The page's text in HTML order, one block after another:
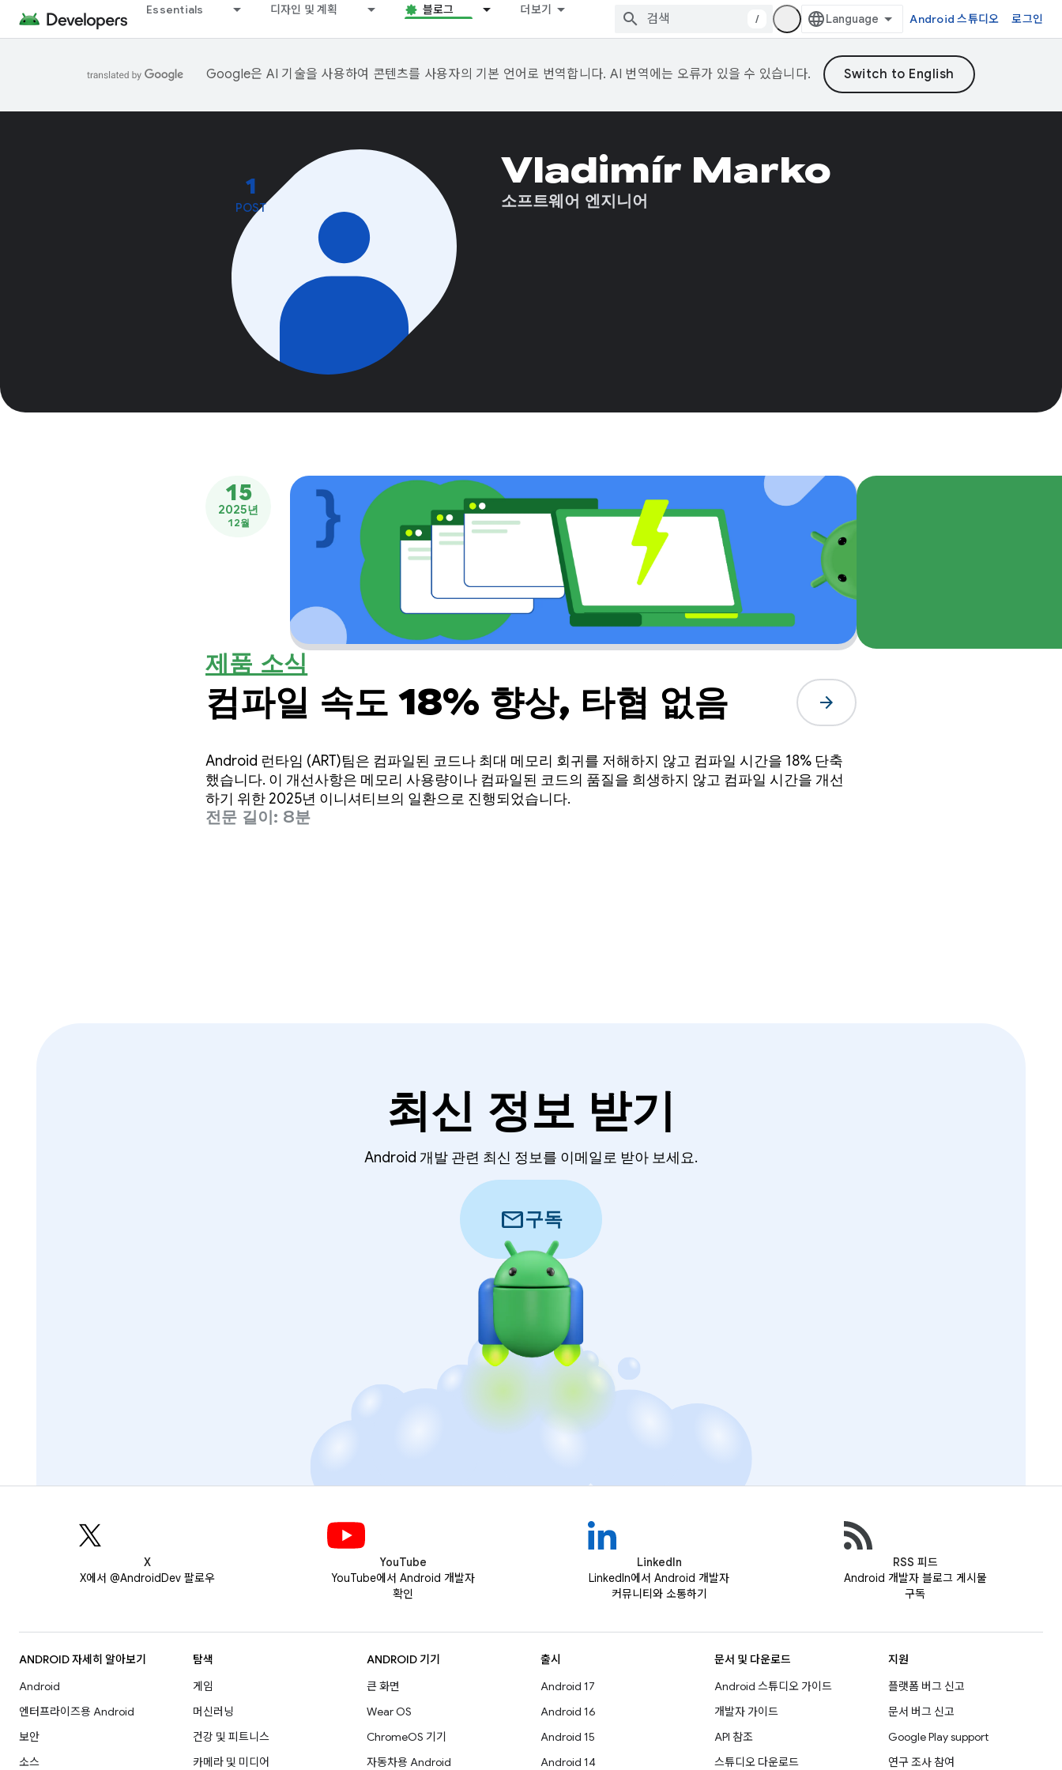
Essentials 디자인 및 계획 블로그 더보기
/ Android 스튜디오 로그인
Google은 AI 기술을 사용하여 콘텐츠를 사용자의 기본 언어로 번역합니다. AI 번역에는 오류가 있을 수 있습니다.
1
POST
Vladimír Marko
소프트웨어 엔지니어
15
2025년
12월
제품 소식
컴파일 속도 18% 향상, 타협 없음 arrow_forward
Android 런타임 (ART)팀은 컴파일된 코드나 최대 메모리 회귀를 저해하지 않고 컴파일 시간을 18% 단축
했습니다. 이 개선사항은 메모리 사용량이나 컴파일된 코드의 품질을 희생하지 않고 컴파일 시간을 개선
하기 위한 2025년 이니셔티브의 일환으로 진행되었습니다.
전문 길이: 8분
최신 정보 받기
Android 개발 관련 최신 정보를 이메일로 받아 보세요.
mail구독
X
X에서 @AndroidDev 팔로우
YouTube
YouTube에서 Android 개발자
확인
LinkedIn
LinkedIn에서 Android 개발자
커뮤니티와 소통하기
RSS 피드
Android 개발자 블로그 게시물
구독
ANDROID 자세히 알아보기
Android
엔터프라이즈용 Android
보안
소스
탐색
게임
머신러닝
건강 및 피트니스
카메라 및 미디어
ANDROID 기기
큰 화면
Wear OS
ChromeOS 기기
자동차용 Android
출시
Android 17
Android 16
Android 15
Android 14
문서 및 다운로드
Android 스튜디오 가이드
개발자 가이드
API 참조
스튜디오 다운로드
지원
플랫폼 버그 신고
문서 버그 신고
Google Play support
연구 조사 참여